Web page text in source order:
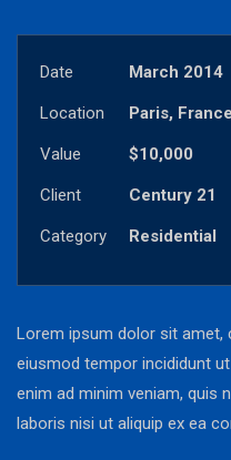
Date March 2014
Location Paris, France
Value $10,000
Client Century 21
Category Residential
Lorem ipsum dolor sit amet,
eiusmod tempor incididunt
enim ad minim veniam, quis
laboris nisi ut aliquip ex ea